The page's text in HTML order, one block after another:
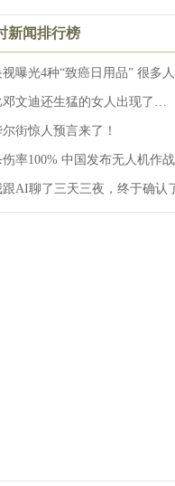
新闻排行榜
视曝光4种“致癌日用品” 很多
邓文迪还生猛的女人出现了…
尔街惊人预言来了！
伤率100% 中国发布无人机作
跟AI聊了三天三夜，终于确认